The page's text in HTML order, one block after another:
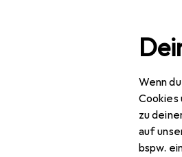
Wenn
Cookies
zu
auf
bspw.
Navigation nach Kategorien